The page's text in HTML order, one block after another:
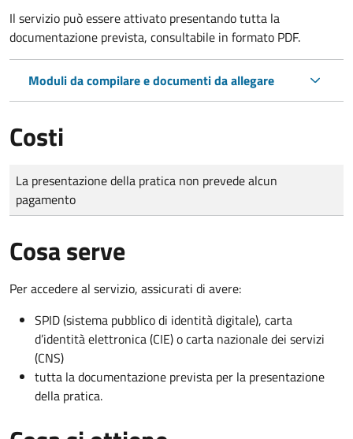
Il servizio può essere attivato presentando tutta la
documentazione prevista, consultabile in formato PDF.
Moduli da compilare e documenti da allegare
Costi
Tipo di pagamento
Importo
La presentazione della pratica non prevede alcun
pagamento
Cosa serve
Per accedere al servizio, assicurati di avere:
SPID (sistema pubblico di identità digitale), carta
d’identità elettronica (CIE) o carta nazionale dei servizi
(CNS)
tutta la documentazione prevista per la presentazione
della pratica.